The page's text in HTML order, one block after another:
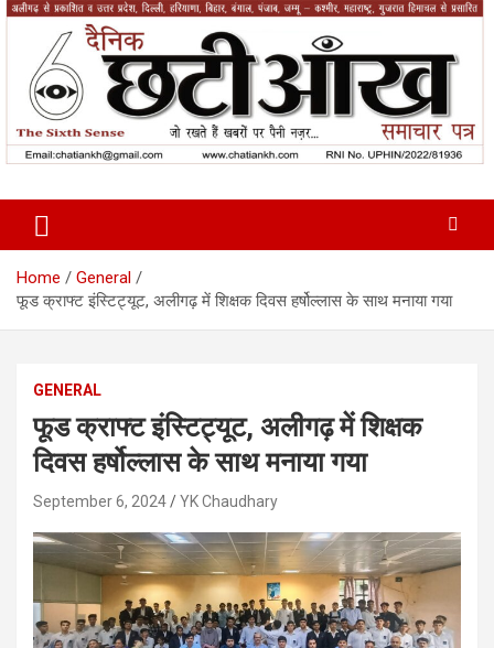
Skip
content
Chatiankh
Home
General
फूड क्राफ्ट इंस्टिट्यूट, अलीगढ़ में शिक्षक दिवस हर्षोल्लास के साथ मनाया गया
GENERAL
फूड क्राफ्ट इंस्टिट्यूट, अलीगढ़ में शिक्षक
दिवस हर्षोल्लास के साथ मनाया गया
September 6, 2024 YK Chaudhary